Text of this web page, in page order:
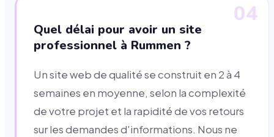
04
Quel délai pour avoir un site
professionnel à Rummen ?
Un site web de qualité se construit en 2 à 4
semaines en moyenne, selon la complexité
de votre projet et la rapidité de vos retours
sur les demandes d'informations. Nous ne